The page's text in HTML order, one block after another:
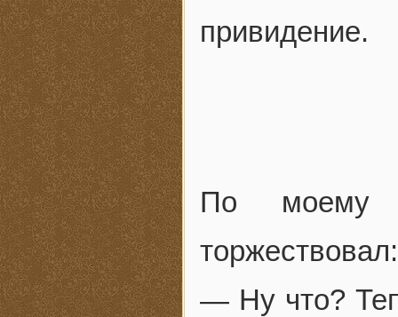
привидение.
По моему
торжествовал:
— Ну что?